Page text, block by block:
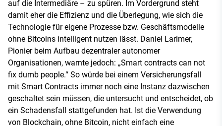
auf die Intermediäre – zu spüren. Im Vordergrund steht
damit eher die Effizienz und die Überlegung, wie sich die
Technologie für eigene Prozesse bzw. Geschäftsmodelle
ohne Bitcoins intelligent nutzen lässt. Daniel Larimer,
Pionier beim Aufbau dezentraler autonomer
Organisationen, warnte jedoch: „Smart contracts can not
fix dumb people.“ So würde bei einem Versicherungsfall
mit Smart Contracts immer noch eine Instanz dazwischen
geschaltet sein müssen, die untersucht und entscheidet, ob
ein Schadensfall stattgefunden hat. Ist die Verwendung
von Blockchain, ohne Bitcoin, nicht einfach eine